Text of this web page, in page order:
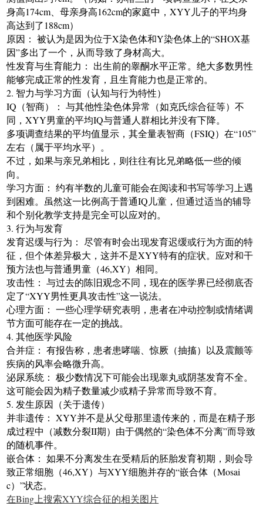
身高174cm、母亲身高162cm的家庭中，XYY儿子的平均身
高达到了188cm）
原因： 被认为是因为位于X染色体和Y染色体上的“SHOX基
因”多出了一个，从而导致了身材高大。
性发育与生育能力： 出生前的睾酮水平正常。绝大多数男性
能够完成正常的性发育，且生育能力也是正常的。
2. 智力与学习方面（认知与行为特性）
IQ（智商）： 与其他性染色体异常（如克氏综合征等）不
同，XYY男童的平均IQ与普通人群相比并没有下降。
多项调查结果的平均值显示，其全量表智商（FSIQ）在“105”
左右（属于平均水平）。
不过，如果与亲兄弟相比，则往往有比兄弟略低一些的倾
向。
学习方面： 约有半数的儿童可能会在阅读和书写等学习上遇
到困难。虽然这一比例高于普通IQ儿童，但通过适当的辅导
和个别化教学支持是完全可以应对的。
3. 行为与发育
发育迟缓与行为： 尽管有时会出现发育迟缓或行为方面的特
征，但个体差异极大，这并不是XYY特有的症状。应对和干
预方法也与普通男童（46,XY）相同。
攻击性： 与过去的陈旧观念不同，现在的医学界已经彻底否
定了“XYY男性更具攻击性”这一说法。
心理方面： 一些心理学研究表明，患者在冲动控制或情绪调
节方面可能存在一定的挑战。
4. 其他医学风险
合并症： 有报告称，患者患哮喘、惊厥（抽搐）以及震颤等
疾病的风率会略微升高。
泌尿系统： 极少数情况下可能会出现睾丸或阴茎发育不全。
这可能会因为精子数量减少或精子异常而导致不育。
5. 发生原因（关于遗传）
并非遗传： XYY并不是从父母那里遗传来的，而是在精子形
成过程中（减数分裂II期）由于偶然的“染色体不分离”而导致
的随机事件。
嵌合体： 如果不分离发生在受精后的胚胎发育初期，则会导
致正常细胞（46,XY）与XYY细胞并存的“嵌合体（Mosai
c）”状态。
在Bing上搜索XYY综合征的相关图片